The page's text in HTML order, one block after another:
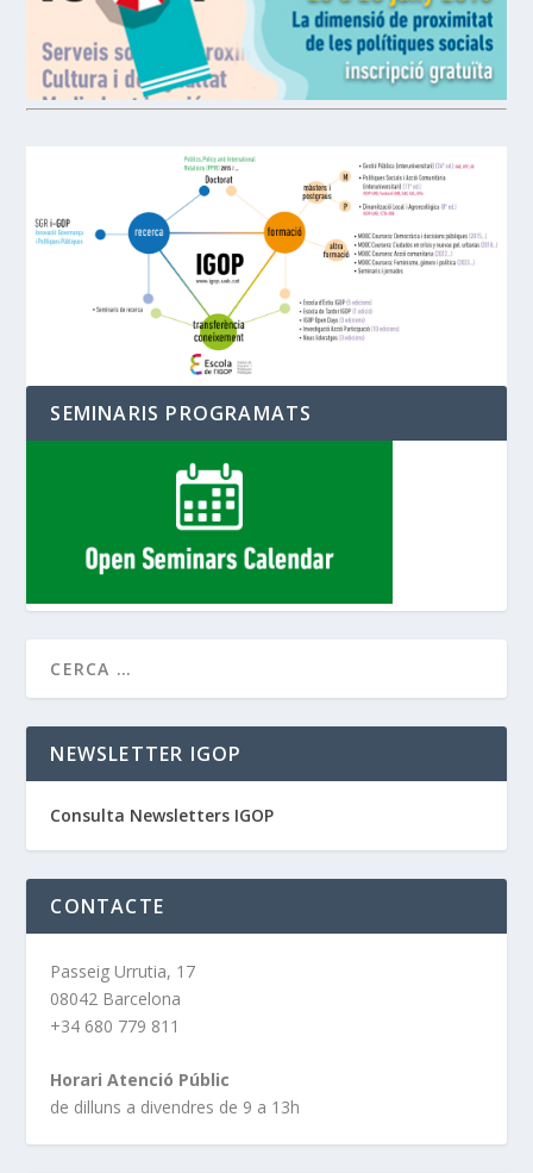
SEMINARIS PROGRAMATS
NEWSLETTER IGOP
Consulta Newsletters IGOP
CONTACTE
Passeig Urrutia, 17
08042 Barcelona
+34 680 779 811
Horari Atenció Públic
de dilluns a divendres de 9 a 13h